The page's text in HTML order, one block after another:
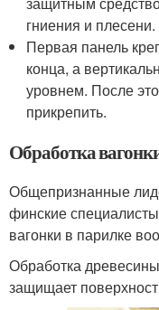
гниения и плесени.
Первая панель
конца, а
уровнем. После
прикрепить.
Обработка
Общепризнанные
финские
вагонки в парилке
Обработка
защищает